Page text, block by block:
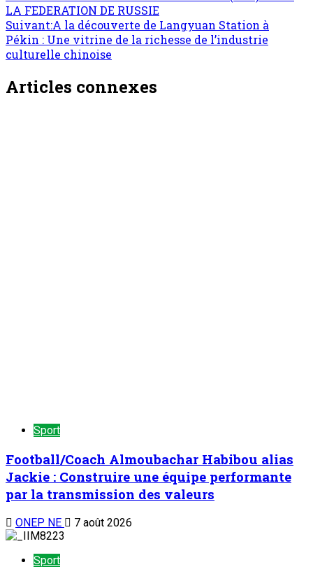
LA FEDERATION DE RUSSIE
Suivant:A la découverte de Langyuan Station à
Pékin : Une vitrine de la richesse de l’industrie
culturelle chinoise
Articles connexes
Assemblée générale ordinaire de la
d’améliorer sa performance
ONEP NE 5 août 2026